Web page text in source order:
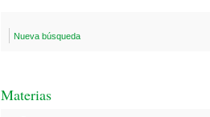
Nueva búsqueda
Materias